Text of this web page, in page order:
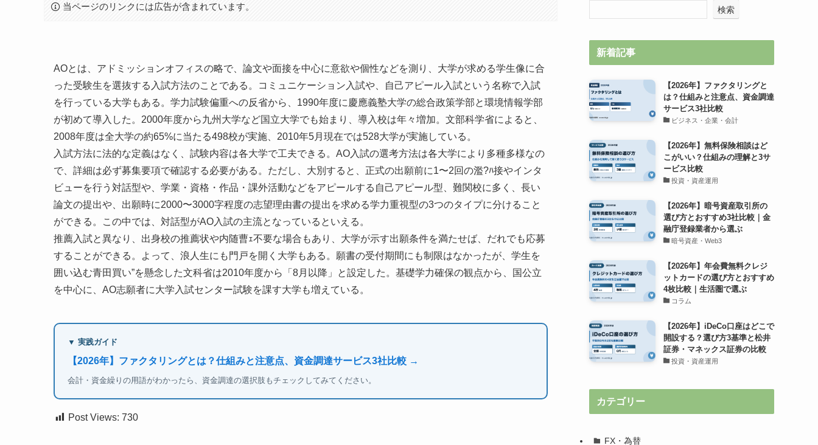
当ページのリンクには広告が含まれています。
AOとは、アドミッションオフィスの略で、論文や面接を中心に意欲や個性などを測り、大学が求める学生像に合
った受験生を選抜する入試方法のことである。コミュニケーション入試や、自己アピール入試という名称で入試
を行っている大学もある。学力試験偏重への反省から、1990年度に慶應義塾大学の総合政策学部と環境情報学部
が初めて導入した。2000年度から九州大学など国立大学でも始まり、導入校は年々増加。文部科学省によると、
2008年度は全大学の約65%に当たる498校が実施、2010年5月現在では528大学が実施している。
入試方法に法的な定義はなく、試験内容は各大学で工夫できる。AO入試の選考方法は各大学により多種多様なの
で、詳細は必ず募集要項で確認する必要がある。ただし、大別すると、正式の出願前に1〜2回の濫?ﾊ接やインタ
ビューを行う対話型や、学業・資格・作品・課外活動などをアピールする自己アピール型、難関校に多く、長い
論文の提出や、出願時に2000〜3000字程度の志望理由書の提出を求める学力重視型の3つのタイプに分けること
ができる。この中では、対話型がAO入試の主流となっているといえる。
推薦入試と異なり、出身校の推薦状や内随曹ｪ不要な場合もあり、大学が示す出願条件を満たせば、だれでも応募
することができる。よって、浪人生にも門戸を開く大学もある。願書の受付期間にも制限はなかったが、学生を
囲い込む青田買い”を懸念した文科省は2010年度から「8月以降」と設定した。基礎学力確保の観点から、国公立
を中心に、AO志願者に大学入試センター試験を課す大学も増えている。
▼ 実践ガイド
【2026年】ファクタリングとは？仕組みと注意点、資金調達サービス3社比較 →
会計・資金繰りの用語がわかったら、資金調達の選択肢もチェックしてみてください。
Post Views: 730
検索
新着記事
【2026年】ファクタリングと
は？仕組みと注意点、資金調達
サービス3社比較
ビジネス・企業・会計
【2026年】無料保険相談はど
こがいい？仕組みの理解と3サ
ービス比較
投資・資産運用
【2026年】暗号資産取引所の
選び方とおすすめ3社比較｜金
融庁登録業者から選ぶ
暗号資産・Web3
【2026年】年会費無料クレジ
ットカードの選び方とおすすめ
4枚比較｜生活圏で選ぶ
コラム
【2026年】iDeCo口座はどこで
開設する？選び方3基準と松井
証券・マネックス証券の比較
投資・資産運用
カテゴリー
FX・為替